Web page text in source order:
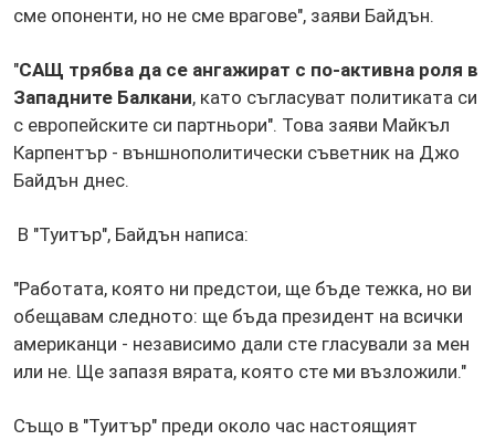
сме опоненти, но не сме врагове", заяви Байдън.
"САЩ трябва да се ангажират с по-активна роля в
Западните Балкани, като съгласуват политиката си
с европейските си партньори". Това заяви Майкъл
Карпентър - външнополитически съветник на Джо
Байдън днес.
В "Туитър", Байдън написа:
"Работата, която ни предстои, ще бъде тежка, но ви
обещавам следното: ще бъда президент на всички
американци - независимо дали сте гласували за мен
или не. Ще запазя вярата, която сте ми възложили."
Също в "Туитър" преди около час настоящият